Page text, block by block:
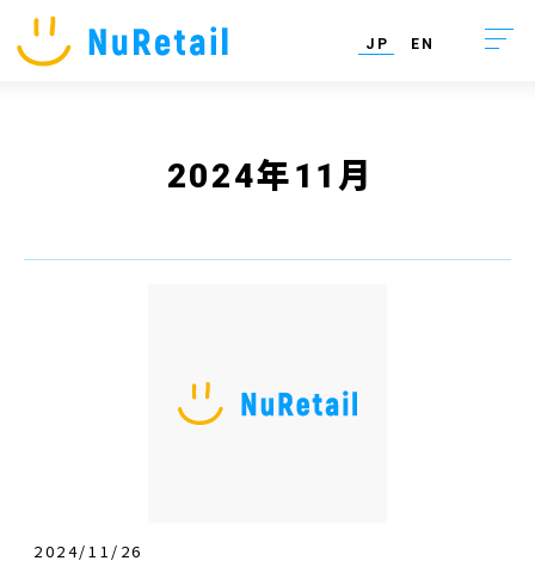
NuRetail ニューリテール株式会社
EN
JP
NuRetail Consulting
2024年11月
2024/11/26